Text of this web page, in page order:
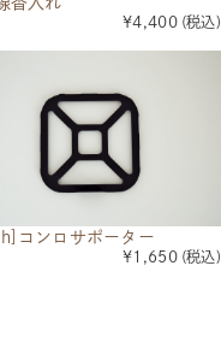
¥4,400 (税込)
コンロサポーター
¥1,650 (税込)